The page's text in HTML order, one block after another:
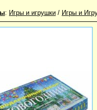
: Игры и игрушки / Игры и